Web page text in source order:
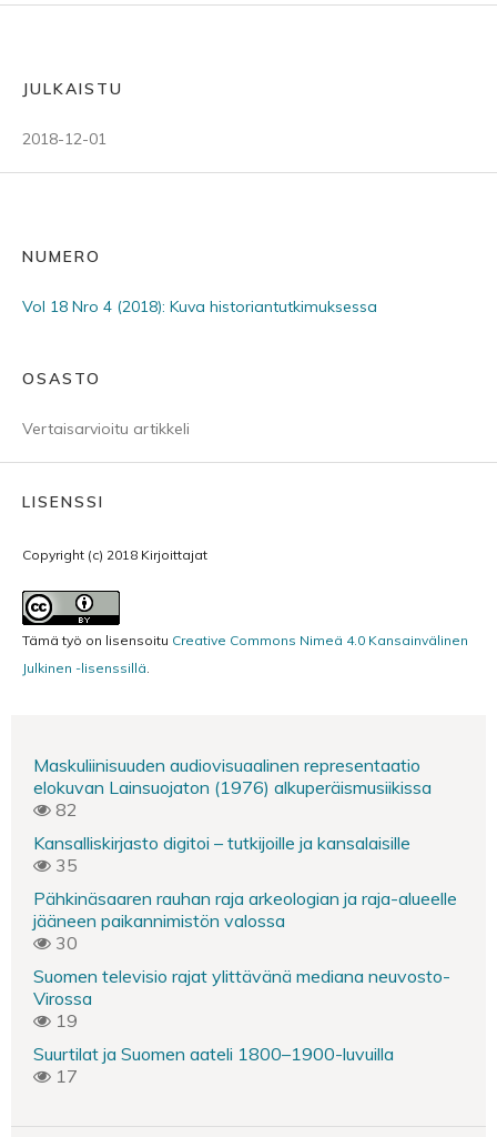
JULKAISTU
2018-12-01
NUMERO
Vol 18 Nro 4 (2018): Kuva historiantutkimuksessa
OSASTO
Vertaisarvioitu artikkeli
LISENSSI
Copyright (c) 2018 Kirjoittajat
Tämä työ on lisensoitu Creative Commons Nimeä 4.0 Kansainvälinen
Julkinen -lisenssillä.
Maskuliinisuuden audiovisuaalinen representaatio
elokuvan Lainsuojaton (1976) alkuperäismusiikissa
82
Kansalliskirjasto digitoi – tutkijoille ja kansalaisille
35
Pähkinäsaaren rauhan raja arkeologian ja raja-alueelle
jääneen paikannimistön valossa
30
Suomen televisio rajat ylittävänä mediana neuvosto-
Virossa
19
Suurtilat ja Suomen aateli 1800–1900-luvuilla
17